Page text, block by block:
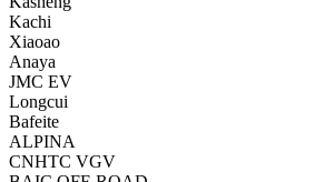
Kachi
Xiaoao
Anaya
JMC EV
Longcui
Bafeite
ALPINA
CNHTC VGV